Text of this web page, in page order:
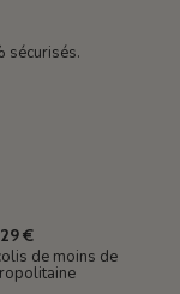
sécurisés.
€
de moins de